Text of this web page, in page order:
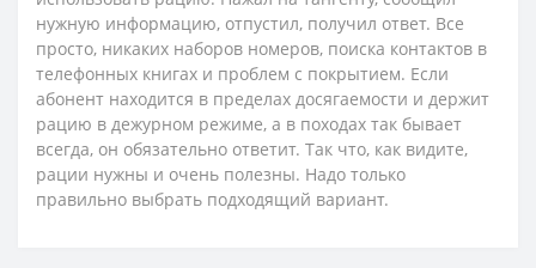
нужную информацию, отпустил, получил ответ. Все
просто, никаких наборов номеров, поиска контактов в
телефонных книгах и проблем с покрытием. Если
абонент находится в пределах досягаемости и держит
рацию в дежурном режиме, а в походах так бывает
всегда, он обязательно ответит. Так что, как видите,
рации нужны и очень полезны. Надо только
правильно выбрать подходящий вариант.